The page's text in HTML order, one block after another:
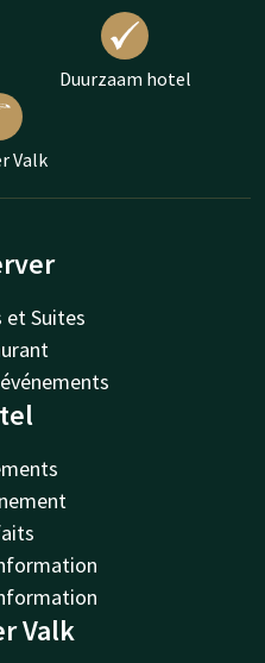
Duurzaam hotel
Valk
et Suites
Valk